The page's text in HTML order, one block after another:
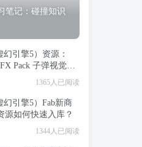
笔记：碰撞知识
幻引擎5）资源：
Pack 子弹视觉特
1365人已阅读
幻引擎5）Fab新商
源如何快速入库？
1344人已阅读